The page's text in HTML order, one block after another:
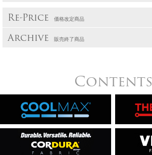
Re-Price 価格改定商品
Archive 販売終了商品
Contents